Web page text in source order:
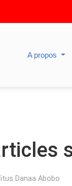
A propos
Danaa Abobo